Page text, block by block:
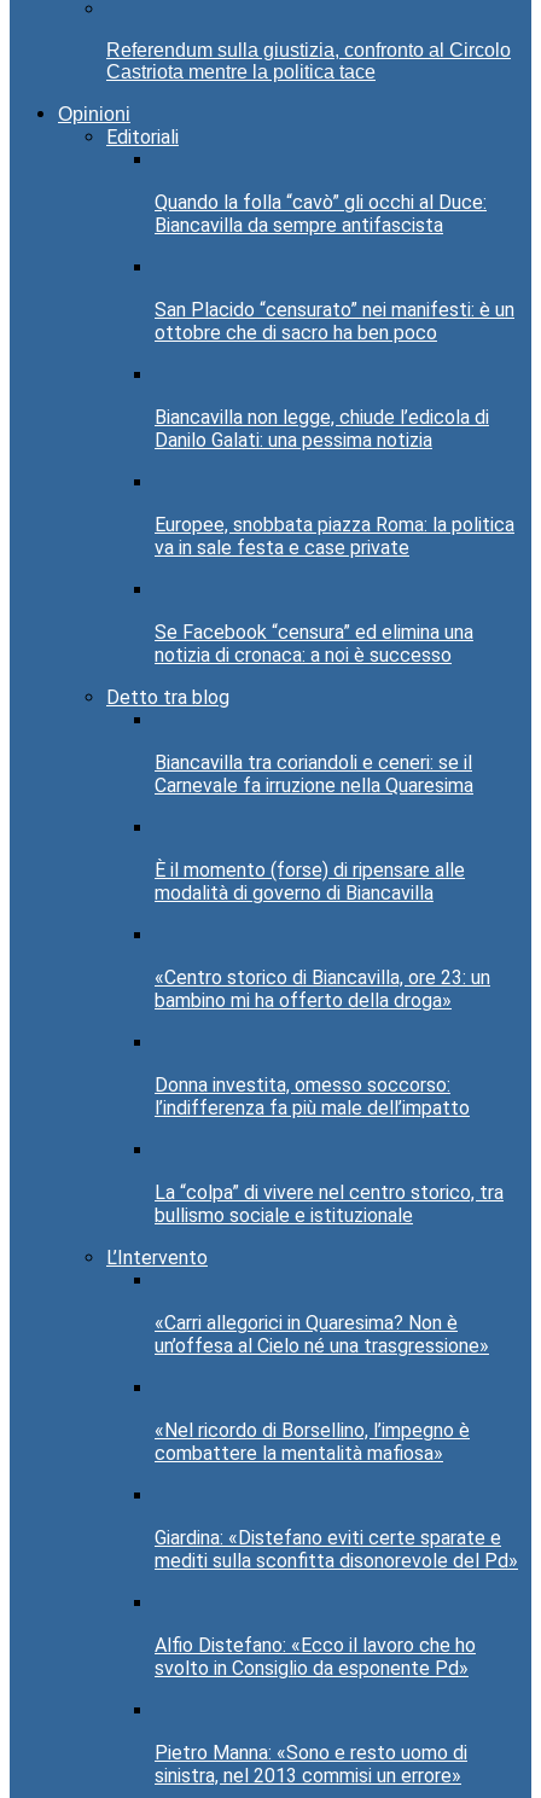
Referendum sulla giustizia, confronto al Circolo
Castriota mentre la politica tace
Opinioni
Editoriali
Quando la folla “cavò” gli occhi al Duce:
Biancavilla da sempre antifascista
San Placido “censurato” nei manifesti: è un
ottobre che di sacro ha ben poco
Biancavilla non legge, chiude l’edicola di
Danilo Galati: una pessima notizia
Europee, snobbata piazza Roma: la politica
va in sale festa e case private
Se Facebook “censura” ed elimina una
notizia di cronaca: a noi è successo
Detto tra blog
Biancavilla tra coriandoli e ceneri: se il
Carnevale fa irruzione nella Quaresima
È il momento (forse) di ripensare alle
modalità di governo di Biancavilla
«Centro storico di Biancavilla, ore 23: un
bambino mi ha offerto della droga»
Donna investita, omesso soccorso:
l’indifferenza fa più male dell’impatto
La “colpa” di vivere nel centro storico, tra
bullismo sociale e istituzionale
L’Intervento
«Carri allegorici in Quaresima? Non è
un’offesa al Cielo né una trasgressione»
«Nel ricordo di Borsellino, l’impegno è
combattere la mentalità mafiosa»
Giardina: «Distefano eviti certe sparate e
mediti sulla sconfitta disonorevole del Pd»
Alfio Distefano: «Ecco il lavoro che ho
svolto in Consiglio da esponente Pd»
Pietro Manna: «Sono e resto uomo di
sinistra, nel 2013 commisi un errore»